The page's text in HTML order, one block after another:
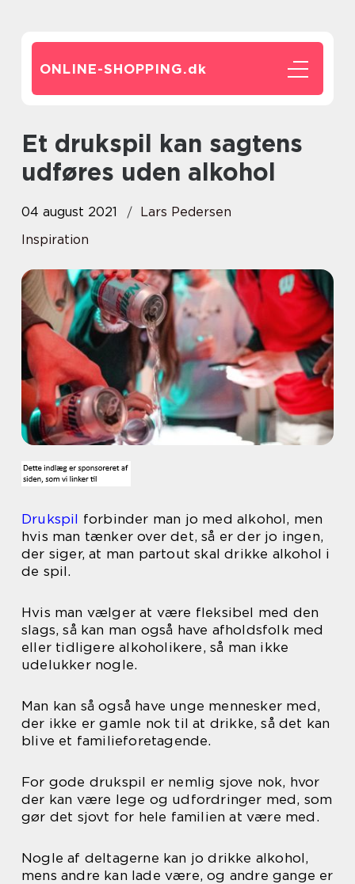
ONLINE-SHOPPING.dk
Et drukspil kan sagtens
udføres uden alkohol
04 august 2021
Lars Pedersen
Inspiration
Drukspil forbinder man jo med alkohol, men
hvis man tænker over det, så er der jo ingen,
der siger, at man partout skal drikke alkohol i
de spil.
Hvis man vælger at være fleksibel med den
slags, så kan man også have afholdsfolk med
eller tidligere alkoholikere, så man ikke
udelukker nogle.
Man kan så også have unge mennesker med,
der ikke er gamle nok til at drikke, så det kan
blive et familieforetagende.
For gode drukspil er nemlig sjove nok, hvor
der kan være lege og udfordringer med, som
gør det sjovt for hele familien at være med.
Nogle af deltagerne kan jo drikke alkohol,
mens andre kan lade være, og andre gange er